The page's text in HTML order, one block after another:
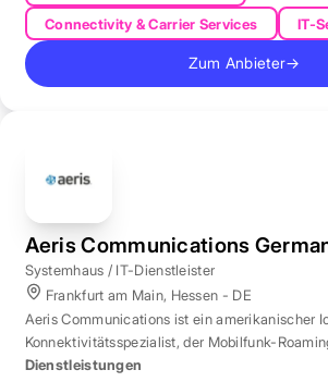
Connectivity & Carrier Services
IT-
Zum Anbieter→
Aeris Communications
Systemhaus / IT-Dienstleister
Frankfurt am Main, Hessen - DE
Aeris Communications ist ein amerikanischer
Konnektivitätsspezialist, der Mobilfunk-
Management in über 190 Ländern verwaltet.
Dienstleistungen